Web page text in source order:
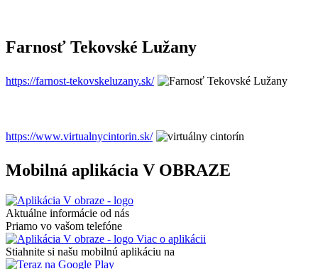
Farnosť Tekovské Lužany
https://farnost-tekovskeluzany.sk/
https://www.virtualnycintorin.sk/
Mobilná aplikácia V OBRAZE
Aktuálne informácie od nás
Priamo vo vašom telefóne
Viac o aplikácii
Stiahnite si našu mobilnú aplikáciu na